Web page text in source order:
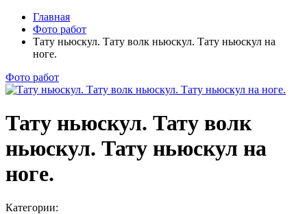
Главная
Фото работ
Тату ньюскул. Тату волк ньюскул. Тату ньюскул на
ноге.
Фото работ
Тату ньюскул. Тату волк
ньюскул. Тату ньюскул на
ноге.
Категории: